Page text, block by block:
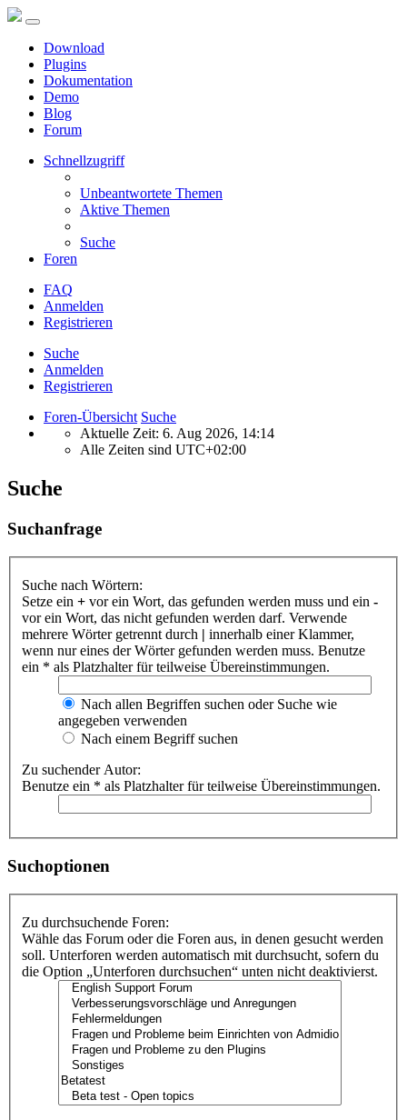
Download
Plugins
Dokumentation
Demo
Blog
Forum
Schnellzugriff
Unbeantwortete Themen
Aktive Themen
Suche
Foren
FAQ
Anmelden
Registrieren
Suche
Anmelden
Registrieren
Foren-Übersicht Suche
Aktuelle Zeit: 6. Aug 2026, 14:14
Alle Zeiten sind UTC+02:00
Suche
Suchanfrage
Suche nach Wörtern:
Setze ein + vor ein Wort, das gefunden werden muss und ein -
vor ein Wort, das nicht gefunden werden darf. Verwende
mehrere Wörter getrennt durch | innerhalb einer Klammer,
wenn nur eines der Wörter gefunden werden muss. Benutze
ein * als Platzhalter für teilweise Übereinstimmungen.
Nach allen Begriffen suchen oder Suche wie
angegeben verwenden
Nach einem Begriff suchen
Zu suchender Autor:
Benutze ein * als Platzhalter für teilweise Übereinstimmungen.
Suchoptionen
Zu durchsuchende Foren:
Wähle das Forum oder die Foren aus, in denen gesucht werden
soll. Unterforen werden automatisch mit durchsucht, sofern du
die Option „Unterforen durchsuchen“ unten nicht deaktivierst.